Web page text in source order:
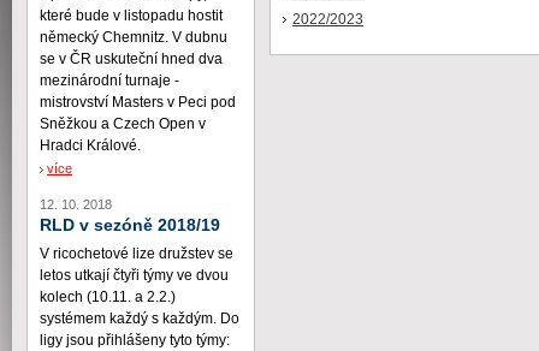
2022/2023
které bude v listopadu hostit
německý Chemnitz. V dubnu
se v ČR uskuteční hned dva
mezinárodní turnaje -
mistrovství Masters v Peci pod
Sněžkou a Czech Open v
Hradci Králové.
více
12. 10. 2018
RLD v sezóně 2018/19
V ricochetové lize družstev se
letos utkají čtyři týmy ve dvou
kolech (10.11. a 2.2.)
systémem každý s každým. Do
ligy jsou přihlášeny tyto týmy: